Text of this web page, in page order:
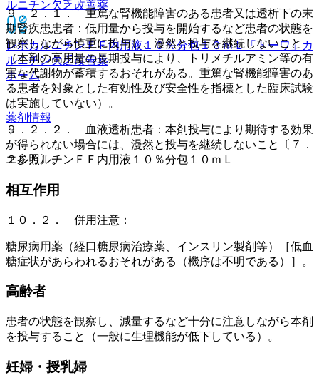
ルニチン欠乏改善薬
レボカルニチンＦＦ内用液１０％分包１０ｍＬ「トーワ」 カ
ルニチン欠乏改善薬
ホーム
薬剤情報
エルカルチンＦＦ内用液１０％分包１０ｍＬ
９．２．１． 重篤な腎機能障害のある患者又は透析下の末
期腎疾患患者：低用量から投与を開始するなど患者の状態を
観察しながら慎重に投与し、漫然と投与を継続しないこと
（本剤の高用量の長期投与により、トリメチルアミン等の有
害な代謝物が蓄積するおそれがある。重篤な腎機能障害のあ
る患者を対象とした有効性及び安全性を指標とした臨床試験
は実施していない）。
９．２．２． 血液透析患者：本剤投与により期待する効果
が得られない場合には、漫然と投与を継続しないこと〔７．
２参照〕。
相互作用
１０．２． 併用注意：
糖尿病用薬（経口糖尿病治療薬、インスリン製剤等）［低血
糖症状があらわれるおそれがある（機序は不明である）］。
高齢者
患者の状態を観察し、減量するなど十分に注意しながら本剤
を投与すること（一般に生理機能が低下している）。
妊婦・授乳婦